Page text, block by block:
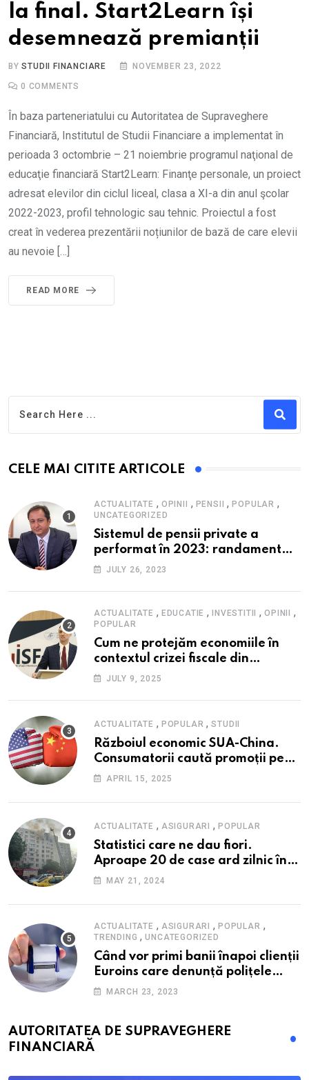
la final. Start2Learn își
desemnează premianții
BYSTUDII FINANCIARE NOVEMBER 23, 2022
0 COMMENTS
În baza parteneriatului cu Autoritatea de Supraveghere
Financiară, Institutul de Studii Financiare a implementat în
perioada 3 octombrie – 21 noiembrie programul naţional de
educaţie financiară Start2Learn: Finanţe personale, un proiect
adresat elevilor din ciclul liceal, clasa a XI-a din anul şcolar
2022-2023, profil tehnologic sau tehnic. Proiectul a fost
creat în vederea prezentării noțiunilor de bază de care elevii
au nevoie […]
READ MORE
CELE MAI CITITE ARTICOLE
ACTUALITATE , OPINII , PENSII ,POPULAR ,
UNCATEGORIZED
Sistemul de pensii private a
performat în 2023: randament
peste inflație, active și plăți la
cadrul ofertei Hidroelectrica,
reziliența la crize
JULY 26, 2023
ACTUALITATE , EDUCATIE , INVESTITII ,OPINII ,
POPULAR
Cum ne protejăm economiile în
contextul crizei fiscale din
România- Valentin Ionescu,
Financiare (ISF)
JULY 9, 2025
ACTUALITATE , POPULAR ,STUDII
Războiul economic SUA-China.
Consumatorii caută promoții pe
fondul scumpirilor, mai ales la
APRIL 15, 2025
ACTUALITATE , ASIGURARI ,POPULAR
Statistici care ne dau fiori.
Aproape 20 de case ard zilnic în
România, iar pagubele au
nici 40 de lei pe lună
MAY 21, 2024
ACTUALITATE , ASIGURARI ,POPULAR ,
TRENDING ,UNCATEGORIZED
Când vor primi banii înapoi clienții
Euroins care denunță polițele
RCA? Toți pașii și toate termenele
MARCH 23, 2023
AUTORITATEA DE SUPRAVEGHERE
FINANCIARĂ